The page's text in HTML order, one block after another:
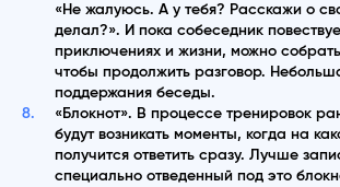
«Не жалуюсь. А у тебя? Расскажи о
делал?». И пока собеседник
приключениях и жизни, можно
чтобы продолжить разговор.
поддержания беседы.
«Блокнот». В процессе тренировок
будут возникать моменты, когда на
получится ответить сразу. Лучше
специально отведенный под это